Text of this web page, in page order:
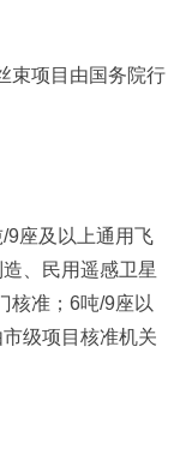
项目由国务院行
座及以上通用飞
、民用遥感卫星
核准；6吨/9座以
级项目核准机关